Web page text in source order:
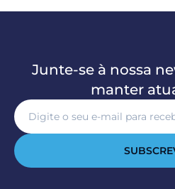
Junte-se à nossa
manter